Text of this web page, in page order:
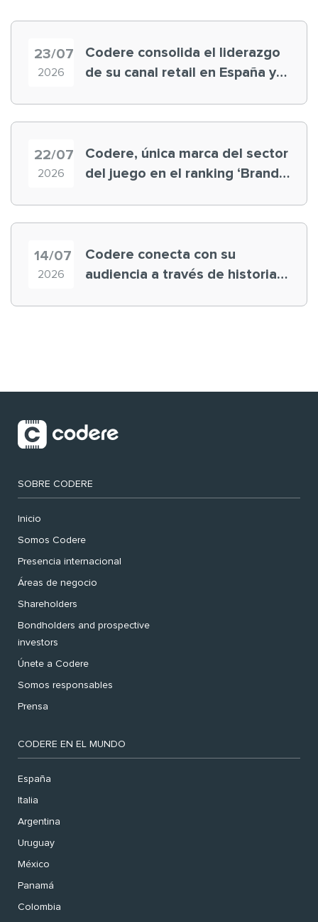
23/07
2026
Codere consolida el liderazgo
de su canal retail en España y
22/07
2026
Codere, única marca del sector
del juego en el ranking ‘Brand
14/07
2026
Codere conecta con su
audiencia a través de historias
SOBRE CODERE
Inicio
Somos Codere
Presencia internacional
Áreas de negocio
Shareholders
Bondholders and prospective
investors
Únete a Codere
Somos responsables
Prensa
CODERE EN EL MUNDO
España
Italia
Argentina
Uruguay
México
Panamá
Colombia